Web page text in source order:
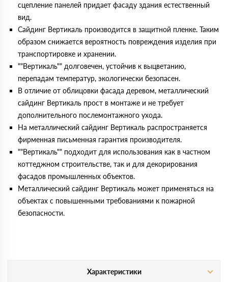
сцепление панелей придает фасаду здания естественный
вид.
Сайдинг Вертикаль производится в защитной пленке. Таким
образом снижается вероятность повреждения изделия при
транспортировке и хранении.
""Вертикаль"" долговечен, устойчив к выцветанию,
перепадам температур, экологически безопасен.
В отличие от облицовки фасада деревом, металлический
сайдинг Вертикаль прост в монтаже и не требует
дополнительного послемонтажного ухода.
На металлический сайдинг Вертикаль распространяется
фирменная письменная гарантия производителя.
""Вертикаль"" подходит для использования как в частном
коттеджном строительстве, так и для декорирования
фасадов промышленных объектов.
Металлический сайдинг Вертикаль может применяться на
объектах с повышенными требованиями к пожарной
безопасности.
Характеристики